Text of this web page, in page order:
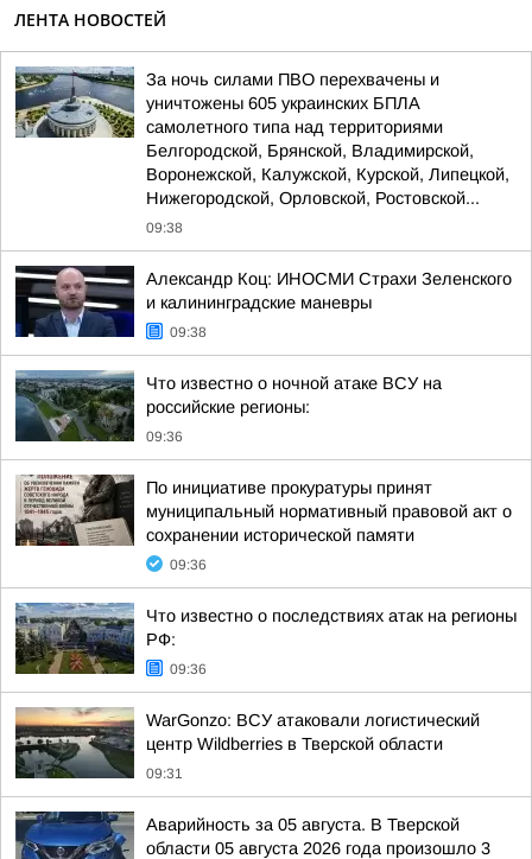
ЛЕНТА НОВОСТЕЙ
За ночь силами ПВО перехвачены и
уничтожены 605 украинских БПЛА
самолетного типа над территориями
Белгородской, Брянской, Владимирской,
Воронежской, Калужской, Курской, Липецкой,
Нижегородской, Орловской, Ростовской...
09:38
Александр Коц: ИНОСМИ Страхи Зеленского
и калининградские маневры
09:38
Что известно о ночной атаке ВСУ на
российские регионы:
09:36
По инициативе прокуратуры принят
муниципальный нормативный правовой акт о
сохранении исторической памяти
09:36
Что известно о последствиях атак на регионы
РФ:
09:36
WarGonzo: ВСУ атаковали логистический
центр Wildberries в Тверской области
09:31
Аварийность за 05 августа. В Тверской
области 05 августа 2026 года произошло 3